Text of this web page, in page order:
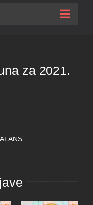
za 2021.